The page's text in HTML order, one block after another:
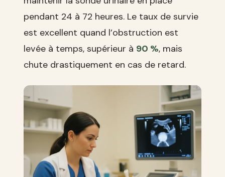
pendant 24 à 72 heures. Le taux de survie
est excellent quand l’obstruction est
levée à temps, supérieur à 90 %, mais
chute drastiquement en cas de retard.